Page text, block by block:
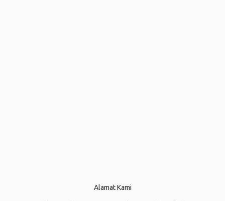
Alamat Kami